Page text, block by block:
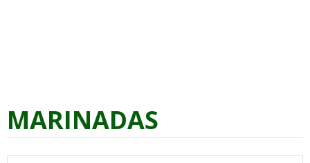
MARINADAS